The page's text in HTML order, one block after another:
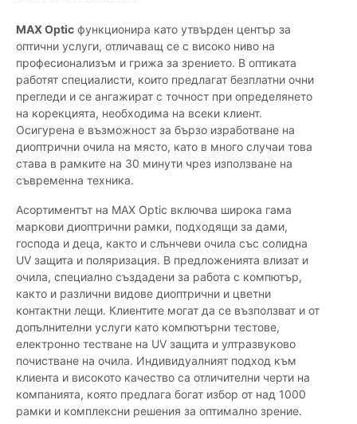
MAX Optic функционира като утвърден център за
оптични услуги, отличаващ се с високо ниво на
професионализъм и грижа за зрението. В оптиката
работят специалисти, които предлагат безплатни очни
прегледи и се ангажират с точност при определянето
на корекцията, необходима на всеки клиент.
Осигурена е възможност за бързо изработване на
диоптрични очила на място, като в много случаи това
става в рамките на 30 минути чрез използване на
съвременна техника.
Асортиментът на MAX Optic включва широка гама
маркови диоптрични рамки, подходящи за дами,
господа и деца, както и слънчеви очила със солидна
UV защита и поляризация. В предложенията влизат и
очила, специално създадени за работа с компютър,
както и различни видове диоптрични и цветни
контактни лещи. Клиентите могат да се възползват и от
допълнителни услуги като компютърни тестове,
електронно тестване на UV защита и ултразвуково
почистване на очила. Индивидуалният подход към
клиента и високото качество са отличителни черти на
компанията, която предлага богат избор от над 1000
рамки и комплексни решения за оптимално зрение.